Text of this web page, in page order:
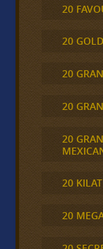
20
20
20
20
20
20
20